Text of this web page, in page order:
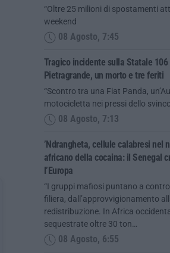
“Oltre 25 milioni di spostamenti
weekend
08 Agosto, 7:45
Tragico incidente sulla Statale 106
Pietragrande, un morto e tre feriti
“Scontro tra una Fiat Panda,
motocicletta nei pressi dello
08 Agosto, 7:13
’Ndrangheta, cellule calabresi nel
africano della cocaina: il Senegal
l’Europa
“I gruppi mafiosi puntano a
filiera, dall’approvvigionamento
redistribuzione. In Africa
sequestrate oltre 30 ton…
08 Agosto, 6:55